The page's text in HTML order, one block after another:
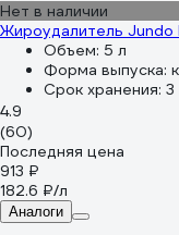
Нет в наличии
Жироудалитель
Объем: 5 л
Форма выпуска:
Срок хранения: 3
4.9
(60)
Последняя цена
913 ₽
182.6 ₽/л
Аналоги